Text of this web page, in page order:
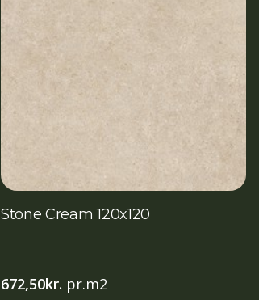
Stone Cream 120x120
672,50kr. pr.m2